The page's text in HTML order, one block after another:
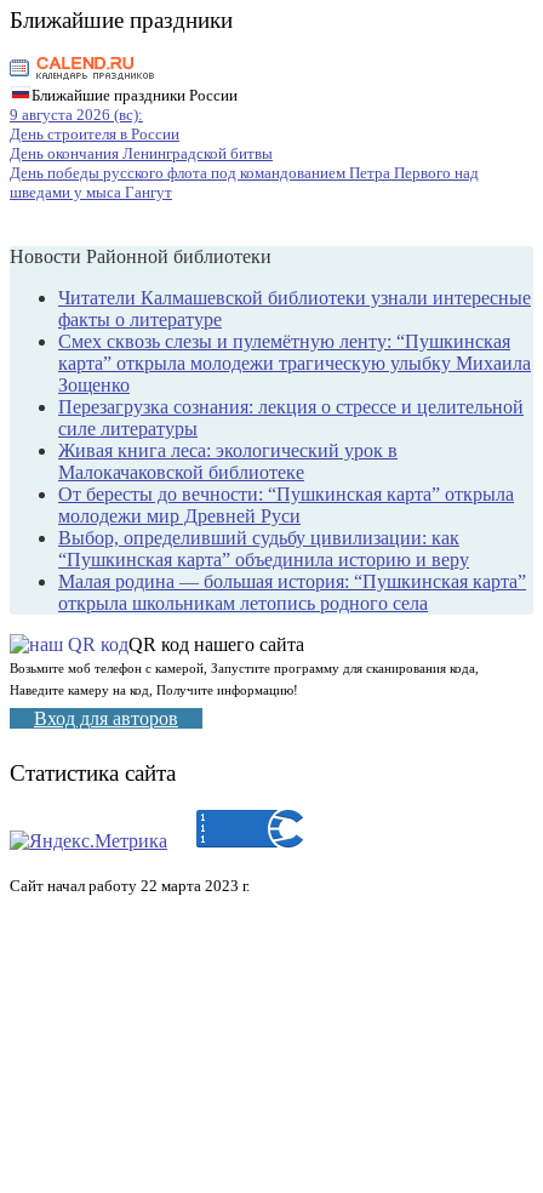
Ближайшие праздники
Ближайшие праздники России
9 августа 2026 (вс):
День строителя в России
День окончания Ленинградской битвы
День победы русского флота под командованием Петра Первого над
шведами у мыса Гангут
Новости Районной библиотеки
Читатели Калмашевской библиотеки узнали интересные
факты о литературе
Смех сквозь слезы и пулемётную ленту: “Пушкинская
карта” открыла молодежи трагическую улыбку Михаила
Зощенко
Перезагрузка сознания: лекция о стрессе и целительной
силе литературы
Живая книга леса: экологический урок в
Малокачаковской библиотеке
От бересты до вечности: “Пушкинская карта” открыла
молодежи мир Древней Руси
Выбор, определивший судьбу цивилизации: как
“Пушкинская карта” объединила историю и веру
Малая родина — большая история: “Пушкинская карта”
открыла школьникам летопись родного села
QR код нашего сайта
Возьмите моб телефон с камерой, Запустите программу для сканирования кода,
Наведите камеру на код, Получите информацию!
Вход для авторов
Статистика сайта
Сайт начал работу 22 марта 2023 г.